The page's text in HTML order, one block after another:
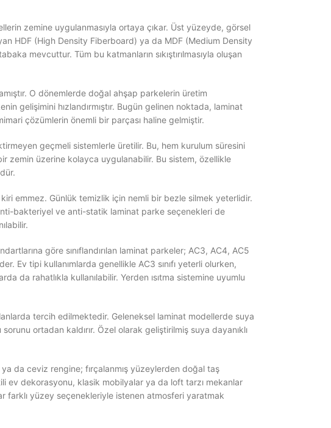
zemine uygulanmasıyla ortaya çıkar. Üst yüzeyde, görsel
HDF (High Density Fiberboard) ya da MDF (Medium Density
mevcuttur. Tüm bu katmanların sıkıştırılmasıyla oluşan
O dönemlerde doğal ahşap parkelerin üretim
gelişimini hızlandırmıştır. Bugün gelinen noktada, laminat
çözümlerin önemli bir parçası haline gelmiştir.
geçmeli sistemlerle üretilir. Bu, hem kurulum süresini
zemin üzerine kolayca uygulanabilir. Bu sistem, özellikle
emmez. Günlük temizlik için nemli bir bezle silmek yeterlidir.
bakteriyel ve anti-statik laminat parke seçenekleri de
göre sınıflandırılan laminat parkeler; AC3, AC4, AC5
Ev tipi kullanımlarda genellikle AC3 sınıfı yeterli olurken,
da rahatlıkla kullanılabilir. Yerden ısıtma sistemine uyumlu
tercih edilmektedir. Geleneksel laminat modellerde suya
ortadan kaldırır. Özel olarak geliştirilmiş suya dayanıklı
da ceviz rengine; fırçalanmış yüzeylerden doğal taş
ev dekorasyonu, klasik mobilyalar ya da loft tarzı mekanlar
farklı yüzey seçenekleriyle istenen atmosferi yaratmak